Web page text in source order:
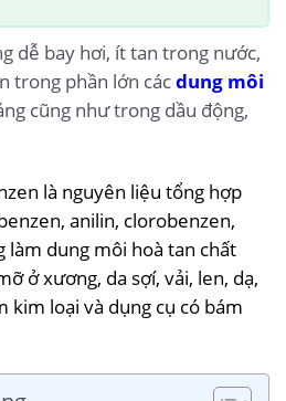
dễ bay hơi, ít tan trong nước,
trong phần lớn cácdung môi
cũng như trong dầu động,
là nguyên liệu tổng hợp
anilin, clorobenzen,
làm dung môi hoà tan chất
ở xương, da sợí, vải, len, dạ,
kim loại và dụng cụ có bám